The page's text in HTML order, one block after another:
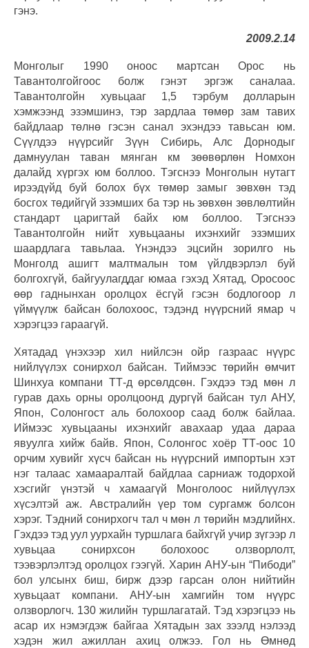
гэнэ.
2009.2.14
Монголыг 1990 оноос мартсан Орос нь
Тавантолгойгоос болж гэнэт эргэж саналаа.
Тавантолгойн хувьцааг 1,5 тэрбум долларын
хэмжээнд эзэмшинэ, тэр зардлаа төмөр зам тавих
байдлаар төлнө гэсэн санал эхэндээ тавьсан юм.
Сүүлдээ нүүрсийг Зүүн Сибирь, Алс Дорнодыг
дамнуулан таван мянган км зөөвөрлөн Номхон
далайд хүргэх юм боллоо. Тэгснээ Монголын нутагт
ирээдүйд буй болох бүх төмөр замыг зөвхөн тэд
босгох төдийгүй эзэмших ба тэр нь зөвхөн зөвлөлтийн
стандарт царигтай байх юм боллоо. Тэгснээ
Тавантолгойн нийт хувьцааны ихэнхийг эзэмших
шаардлага тавьлаа. Үнэндээ эцсийн зорилго нь
Монголд ашигт малтмалын том үйлдвэрлэл буй
болгохгүй, байгуулагддаг юмаа гэхэд Хятад, Оросоос
өөр гаднынхан оролцох ёсгүй гэсэн бодлогоор л
үймүүлж байсан болохоос, тэдэнд нүүрсний ямар ч
хэрэгцээ гараагүй.
Хятадад үнэхээр хил нийлсэн ойр газраас нүүрс
нийлүүлэх сонирхол байсан. Тиймээс төрийн өмчит
Шинхуа компани ТТ-д өрсөлдсөн. Гэхдээ тэд мөн л
гурав дахь орны оролцоонд дургүй байсан тул АНУ,
Япон, Солонгост аль болохоор саад болж байлаа.
Иймээс хувьцааны ихэнхийг авахаар удаа дараа
явуулга хийж байв. Япон, Солонгос хоёр ТТ-оос 10
орчим хувийг хүсч байсан нь нүүрсний импортын хэт
нэг талаас хамааралтай байдлаа сарниаж тодорхой
хэсгийг үнэтэй ч хамаагүй Монголоос нийлүүлэх
хүсэлтэй аж. Австралийн үер том сургамж болсон
хэрэг. Тэдний сонирхогч тал ч мөн л төрийн мэдлийнх.
Гэхдээ тэд уул уурхайн туршлага байхгүй учир зүгээр л
хувьцаа сонирхсон болохоос олзворлолт,
тээвэрлэлтэд оролцох гээгүй. Харин АНУ-ын “Пибоди”
бол улсынх биш, бирж дээр гарсан олон нийтийн
хувьцаат компани. АНУ-ын хамгийн том нүүрс
олзворлогч. 130 жилийн туршлагатай. Тэд хэрэгцээ нь
асар их нэмэгдэж байгаа Хятадын зах зээлд нэлээд
хэдэн жил ажиллан ахиц олжээ. Гол нь Өмнөд